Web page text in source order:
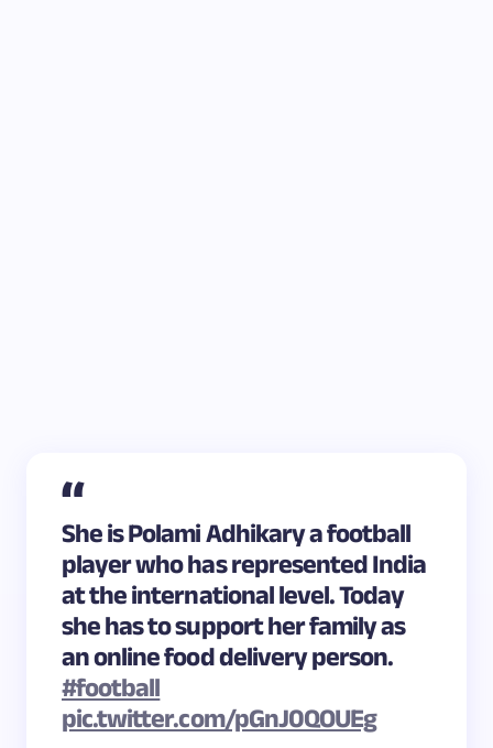
She is Polami Adhikary a football
player who has represented India
at the international level. Today
she has to support her family as
an online food delivery person.
#football
pic.twitter.com/pGnJ0QOUEg